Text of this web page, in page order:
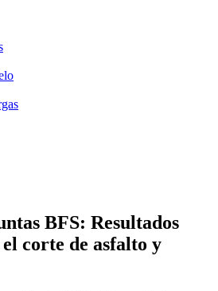
BFS: Resultados
corte de asfalto y